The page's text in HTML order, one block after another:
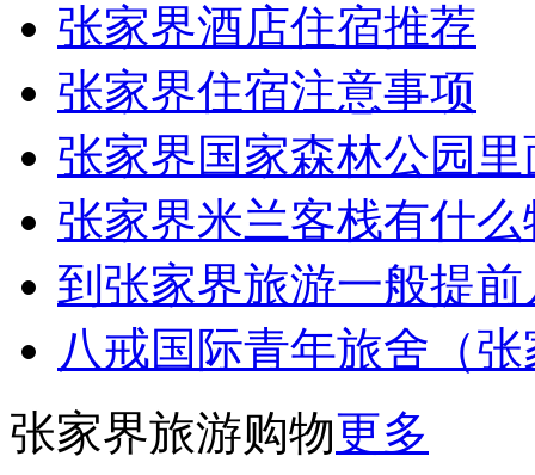
张家界酒店住宿推荐
张家界住宿注意事项
张家界国家森林公园
张家界米兰客栈有什
到张家界旅游一般提
八戒国际青年旅舍（
张家界旅游购物更多